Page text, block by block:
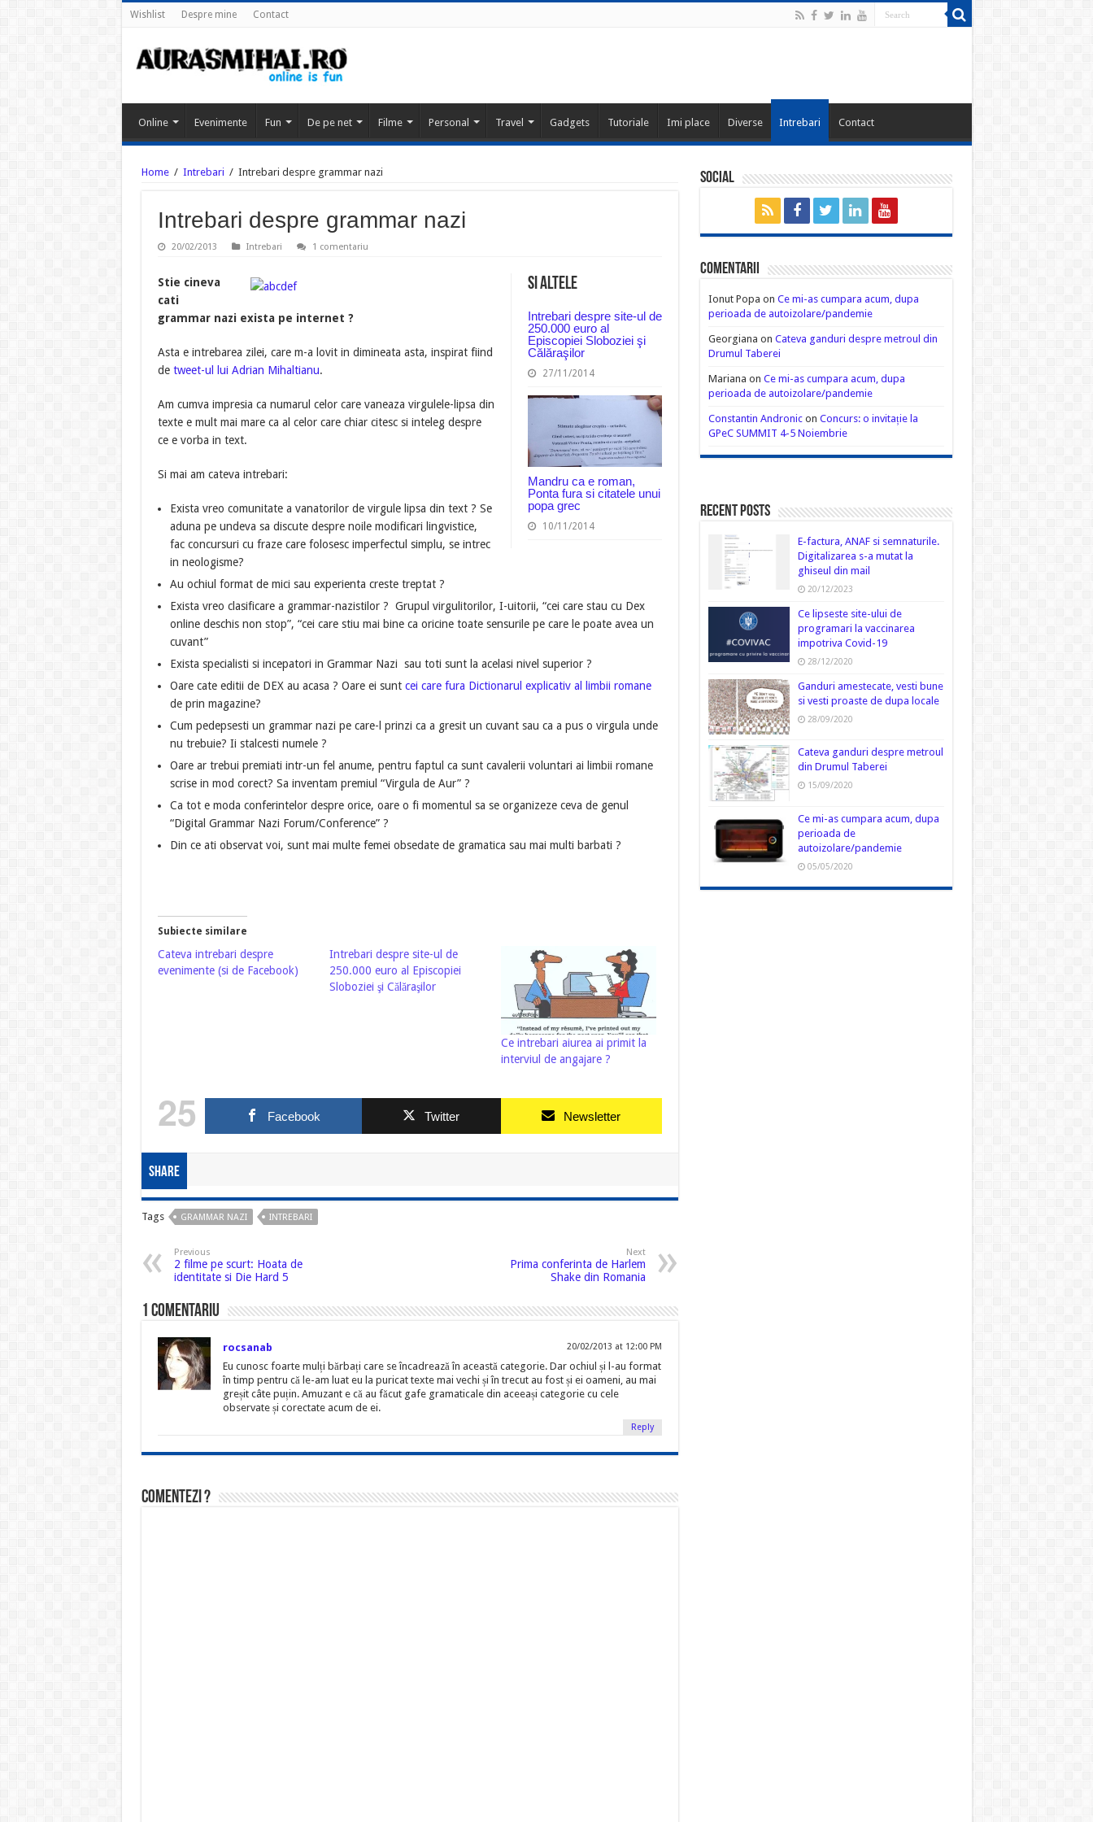
Wishlist Despre mine Contact
Online Evenimente Fun De pe net Filme Personal Travel Gadgets Tutoriale Imi place Diverse Intrebari Contact
Home / Intrebari / Intrebari despre grammar nazi
Intrebari despre grammar nazi
20/02/2013 Intrebari 1 comentariu
Si altele
Intrebari despre site-ul de
250.000 euro al
Episcopiei Sloboziei şi
Călăraşilor
27/11/2014
Mandru ca e roman,
Ponta fura si citatele unui
popa grec
10/11/2014
Stie cineva
cati
grammar nazi exista pe internet ?
Asta e intrebarea zilei, care m-a lovit in dimineata asta, inspirat fiind
de tweet-ul lui Adrian Mihaltianu.
Am cumva impresia ca numarul celor care vaneaza virgulele-lipsa din
texte e mult mai mare ca al celor care chiar citesc si inteleg despre
ce e vorba in text.
Si mai am cateva intrebari:
Exista vreo comunitate a vanatorilor de virgule lipsa din text ? Se
aduna pe undeva sa discute despre noile modificari lingvistice,
fac concursuri cu fraze care folosesc imperfectul simplu, se intrec
in neologisme?
Au ochiul format de mici sau experienta creste treptat ?
Exista vreo clasificare a grammar-nazistilor ? Grupul virgulitorilor, I-uitorii, “cei care stau cu Dex
online deschis non stop”, “cei care stiu mai bine ca oricine toate sensurile pe care le poate avea un
cuvant”
Exista specialisti si incepatori in Grammar Nazi sau toti sunt la acelasi nivel superior ?
Oare cate editii de DEX au acasa ? Oare ei sunt cei care fura Dictionarul explicativ al limbii romane
de prin magazine?
Cum pedepsesti un grammar nazi pe care-l prinzi ca a gresit un cuvant sau ca a pus o virgula unde
nu trebuie? Ii stalcesti numele ?
Oare ar trebui premiati intr-un fel anume, pentru faptul ca sunt cavalerii voluntari ai limbii romane
scrise in mod corect? Sa inventam premiul “Virgula de Aur” ?
Ca tot e moda conferintelor despre orice, oare o fi momentul sa se organizeze ceva de genul
“Digital Grammar Nazi Forum/Conference” ?
Din ce ati observat voi, sunt mai multe femei obsedate de gramatica sau mai multi barbati ?
Subiecte similare
Cateva intrebari despre
evenimente (si de Facebook)
Intrebari despre site-ul de
250.000 euro al Episcopiei
Sloboziei şi Călăraşilor
Ce intrebari aiurea ai primit la
interviul de angajare ?
25 Facebook Twitter Newsletter
Share
Tags GRAMMAR NAZI INTREBARI
Previous
2 filme pe scurt: Hoata de
identitate si Die Hard 5
Next
Prima conferinta de Harlem
Shake din Romania
1 comentariu
rocsanab 20/02/2013 at 12:00 PM
Eu cunosc foarte mulți bărbați care se încadrează în această categorie. Dar ochiul și l-au format
în timp pentru că le-am luat eu la puricat texte mai vechi și în trecut au fost și ei oameni, au mai
greșit câte puțin. Amuzant e că au făcut gafe gramaticale din aceeași categorie cu cele
observate și corectate acum de ei.
Reply
Comentezi ?
Social
Comentarii
Ionut Popa on Ce mi-as cumpara acum, dupa
perioada de autoizolare/pandemie
Georgiana on Cateva ganduri despre metroul din
Drumul Taberei
Mariana on Ce mi-as cumpara acum, dupa
perioada de autoizolare/pandemie
Constantin Andronicon Concurs: o invitație la
GPeC SUMMIT 4-5 Noiembrie
Recent Posts
E-factura, ANAF si semnaturile.
Digitalizarea s-a mutat la
ghiseul din mail
20/12/2023
Ce lipseste site-ului de
programari la vaccinarea
impotriva Covid-19
28/12/2020
Ganduri amestecate, vesti bune
si vesti proaste de dupa locale
28/09/2020
Cateva ganduri despre metroul
din Drumul Taberei
15/09/2020
Ce mi-as cumpara acum, dupa
perioada de
autoizolare/pandemie
05/05/2020